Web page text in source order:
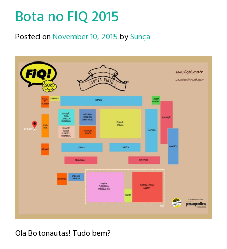
Bota no FIQ 2015
Posted onNovember 10, 2015bySunça
Ola Botonautas! Tudo bem?